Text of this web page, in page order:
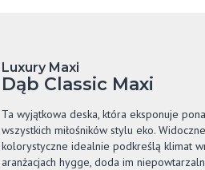
Luxury Maxi
Dąb Classic Maxi
Ta wyjątkowa deska, która eksponuje
wszystkich miłośników stylu eko.
kolorystyczne idealnie podkreślą klimat
aranżacjach hygge, doda im